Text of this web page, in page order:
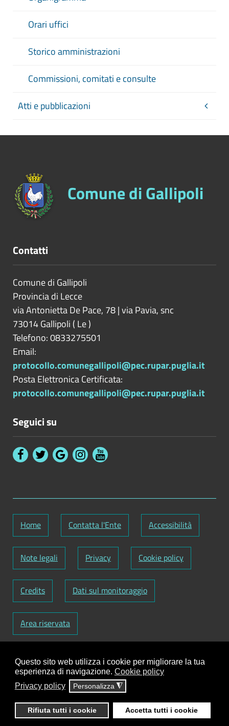
Questo sito web utilizza i cookie per migliorare la tua
esperienza di navigazione. Cookie policy
Privacy policy
Personalizza ◮
Rifiuta tutti i cookie Accetta tutti i cookie
Orari uffici
Storico amministrazioni
Commissioni, comitati e consulte
Atti e pubblicazioni
Comune di Gallipoli
Contatti
Comune di Gallipoli
Provincia di Lecce
via Antonietta De Pace, 78 | via Pavia, snc
73014Gallipoli ( Le)
Telefono: 0833275501
Email:
protocollo.comunegallipoli@pec.rupar.puglia.it
Posta Elettronica Certificata:
protocollo.comunegallipoli@pec.rupar.puglia.it
Seguici su
Home Contatta l'Ente Accessibilità
Note legali Privacy Cookie policy
Credits Dati sul monitoraggio
Area riservata
Codice Fiscale: 82000090751-Partita IVA:
01129720759-Codice Fatturazione elettronica:
UFY1HC
contenuti:Antonio Scrimitore